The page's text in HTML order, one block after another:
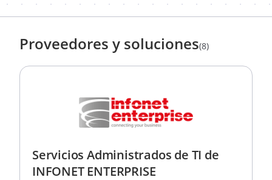
Proveedores y soluciones(8)
Servicios Administrados de TI de
INFONET ENTERPRISE